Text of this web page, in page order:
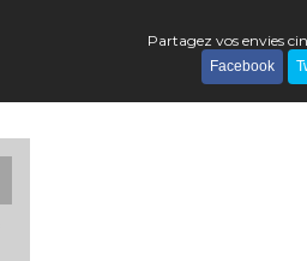
Partagez vos envies
Facebook